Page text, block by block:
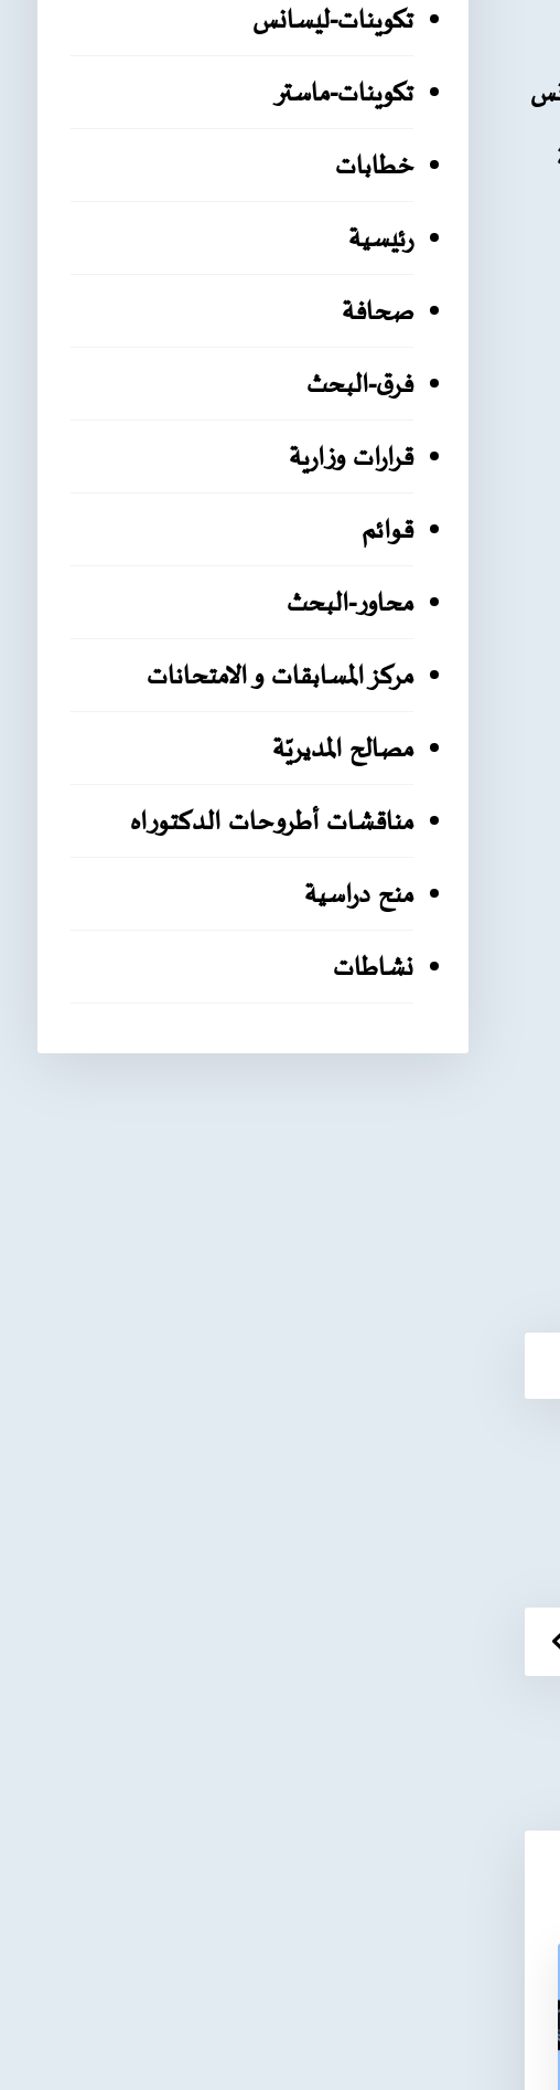
تكوينات-ليسانس
تكوينات-ماستر
خطابات
رئيسية
صحافة
فرق-البحث
قرارات وزارية
قوائم
محاور-البحث
مركز المسابقات و الامتحانات
مصالح المديريّة
مناقشات أطروحات الدكتوراه
منح دراسية
نشاطات